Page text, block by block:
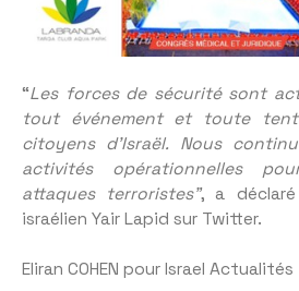
“Les forces de sécurité sont
tout événement et toute
citoyens d’Israël. Nous
activités opérationnelles
attaques terroristes”, a
israélien Yair Lapid sur Twitter.
Eliran COHEN pour Israel Actualités